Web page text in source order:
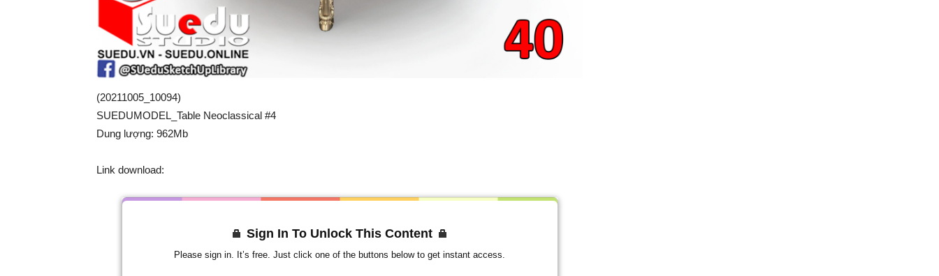
(20211005_10094)
SUEDUMODEL_Table Neoclassical #4
Dung lượng: 962Mb
Link download:
Sign In To Unlock This Content
Please sign in. It’s free. Just click one of the buttons below to get instant access.